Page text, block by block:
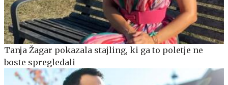
Tanja Žagar pokazala stajling, ki ga to poletje ne
boste spregledali